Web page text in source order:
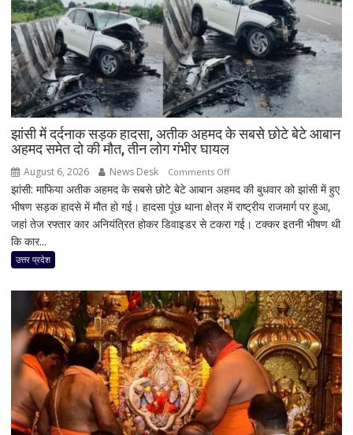
झांसी में दर्दनाक सड़क हादसा, अतीक अहमद के सबसे छोटे बेटे आबान
अहमद समेत दो की मौत, तीन लोग गंभीर घायल
August 6, 2026 News Desk Comments Offon
झांसी
में
दर्दनाक
अहमद
के
सबसे
छोटे
बेटे
आबान
अहमद
समेत
झांसी: माफिया अतीक अहमद के सबसे छोटे बेटे आबान अहमद की बुधवार को झांसी में हुए
भीषण सड़क हादसे में मौत हो गई। हादसा पूंछ थाना क्षेत्र में राष्ट्रीय राजमार्ग पर हुआ,
जहां तेज रफ्तार कार अनियंत्रित होकर डिवाइडर से टकरा गई। टक्कर इतनी भीषण थी
कि कार...
उत्तर प्रदेश